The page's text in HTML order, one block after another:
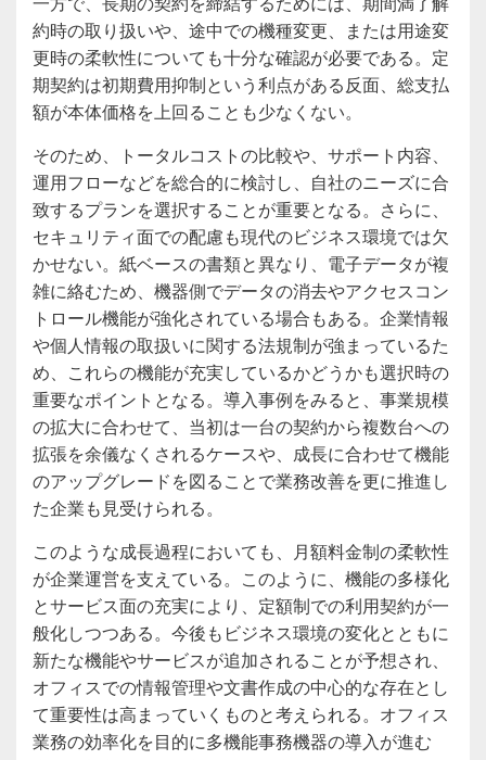
約時の取り扱いや、途中での機種変更、または用途変
更時の柔軟性についても十分な確認が必要である。定
期契約は初期費用抑制という利点がある反面、総支払
額が本体価格を上回ることも少なくない。
そのため、トータルコストの比較や、サポート内容、
運用フローなどを総合的に検討し、自社のニーズに合
致するプランを選択することが重要となる。さらに、
セキュリティ面での配慮も現代のビジネス環境では欠
かせない。紙ベースの書類と異なり、電子データが複
雑に絡むため、機器側でデータの消去やアクセスコン
トロール機能が強化されている場合もある。企業情報
や個人情報の取扱いに関する法規制が強まっているた
め、これらの機能が充実しているかどうかも選択時の
重要なポイントとなる。導入事例をみると、事業規模
の拡大に合わせて、当初は一台の契約から複数台への
拡張を余儀なくされるケースや、成長に合わせて機能
のアップグレードを図ることで業務改善を更に推進し
た企業も見受けられる。
このような成長過程においても、月額料金制の柔軟性
が企業運営を支えている。このように、機能の多様化
とサービス面の充実により、定額制での利用契約が一
般化しつつある。今後もビジネス環境の変化とともに
新たな機能やサービスが追加されることが予想され、
オフィスでの情報管理や文書作成の中心的な存在とし
て重要性は高まっていくものと考えられる。オフィス
業務の効率化を目的に多機能事務機器の導入が進む